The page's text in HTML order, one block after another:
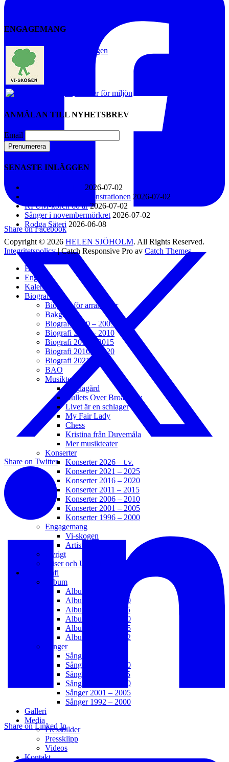
Share on Facebook
Share on Twitter
Share on Linked In
ENGAGEMANG
Vi-skogen
Artister för miljön
ANMÄLAN TILL NYHETSBREV
Email
SENASTE INLÄGGEN
2026-07-02
Den stora klimatdemonstrationen 2026-07-02
KFUM-kören 60 år 2026-07-02
Sånger i novembermörkret 2026-07-02
Rodga Säteri 2026-06-08
Copyright © 2026 HELEN SJÖHOLM. All Rights Reserved.
Integritetspolicy| Catch Responsive Pro av Catch Themes
Scrolla
Hem
English
Kalender
Biografi
Biografi för arrangörer
Bakgrund
Biografi 2000 – 2005
Biografi 2006 – 2010
Biografi 2011 – 2015
Biografi 2016 – 2020
Biografi 2021 – t.v.
BAO
Musikteater
Änglagård
Bullets Over Broadway
Livet är en schlager
My Fair Lady
Chess
Kristina från Duvemåla
Mer musikteater
Konserter
Konserter 2026 – t.v.
Konserter 2021 – 2025
Konserter 2016 – 2020
Konserter 2011 – 2015
Konserter 2006 – 2010
Konserter 2001 – 2005
Konserter 1996 – 2000
Engagemang
Vi-skogen
Artister för Miljön
Övrigt
Priser och Utmärkelser
Diskografi
Album
Album 2021 – t.v.
Album 2016 – 2020
Album 2011 – 2015
Album 2006 – 2010
Album 2003 – 2005
Album 1992 – 2002
Sånger
Sånger 2021 – t.v.
Sånger 2016 – 2020
Sånger 2011 – 2015
Sånger 2006 – 2010
Sånger 2001 – 2005
Sånger 1992 – 2000
Galleri
Media
Pressbilder
Pressklipp
Videos
Kontakt